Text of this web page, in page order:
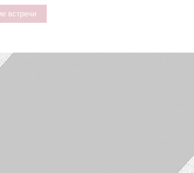
встречи